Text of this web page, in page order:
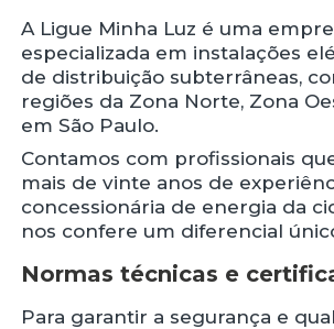
A Ligue Minha Luz é uma
especializada em instalações
de distribuição subterrâneas,
regiões da Zona Norte, Zona
em São Paulo.
Contamos com profissionais
mais de vinte anos de
concessionária de energia da
nos confere um diferencial
Normas técnicas e
Para garantir a segurança e